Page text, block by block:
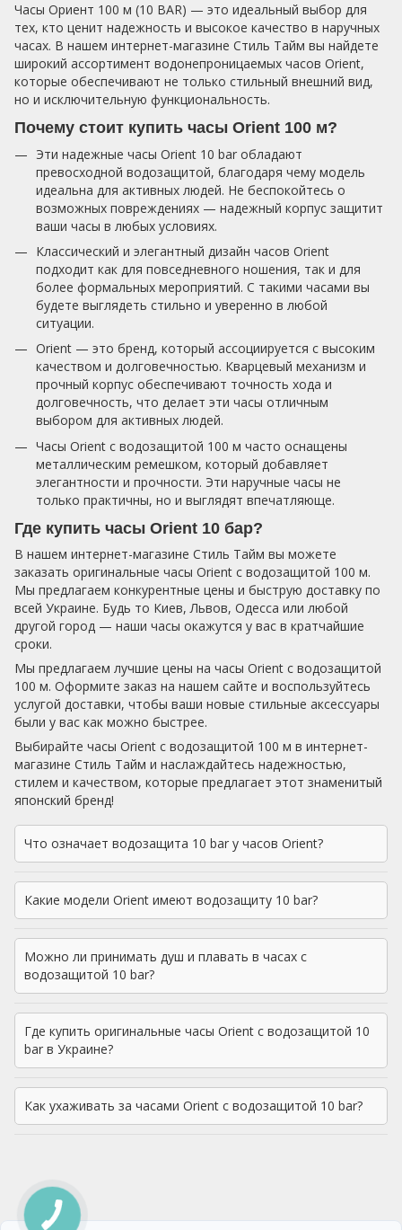
Часы Ориент 100 м (10 BAR) — это идеальный выбор для
тех, кто ценит надежность и высокое качество в наручных
часах. В нашем интернет-магазине Стиль Тайм вы найдете
широкий ассортимент водонепроницаемых часов Orient,
которые обеспечивают не только стильный внешний вид,
но и исключительную функциональность.
Почему стоит купить часы Orient 100 м?
Эти надежные часы Orient 10 bar обладают
превосходной водозащитой, благодаря чему модель
идеальна для активных людей. Не беспокойтесь о
возможных повреждениях — надежный корпус защитит
ваши часы в любых условиях.
Классический и элегантный дизайн часов Orient
подходит как для повседневного ношения, так и для
более формальных мероприятий. С такими часами вы
будете выглядеть стильно и уверенно в любой
ситуации.
Orient — это бренд, который ассоциируется с высоким
качеством и долговечностью. Кварцевый механизм и
прочный корпус обеспечивают точность хода и
долговечность, что делает эти часы отличным
выбором для активных людей.
Часы Orient с водозащитой 100 м часто оснащены
металлическим ремешком, который добавляет
элегантности и прочности. Эти наручные часы не
только практичны, но и выглядят впечатляюще.
Где купить часы Orient 10 бар?
В нашем интернет-магазине Стиль Тайм вы можете
заказать оригинальные часы Orient с водозащитой 100 м.
Мы предлагаем конкурентные цены и быструю доставку по
всей Украине. Будь то Киев, Львов, Одесса или любой
другой город — наши часы окажутся у вас в кратчайшие
сроки.
Мы предлагаем лучшие цены на часы Orient с водозащитой
100 м. Оформите заказ на нашем сайте и воспользуйтесь
услугой доставки, чтобы ваши новые стильные аксессуары
были у вас как можно быстрее.
Выбирайте часы Orient с водозащитой 100 м в интернет-
магазине Стиль Тайм и наслаждайтесь надежностью,
стилем и качеством, которые предлагает этот знаменитый
японский бренд!
Что означает водозащита 10 bar у часов Orient?
Какие модели Orient имеют водозащиту 10 bar?
Можно ли принимать душ и плавать в часах с
водозащитой 10 bar?
Где купить оригинальные часы Orient с водозащитой 10
bar в Украине?
Как ухаживать за часами Orient с водозащитой 10 bar?